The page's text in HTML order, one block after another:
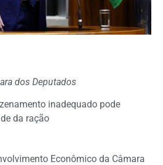
dos Deputados
inadequado pode
da ração
Econômico da Câmara